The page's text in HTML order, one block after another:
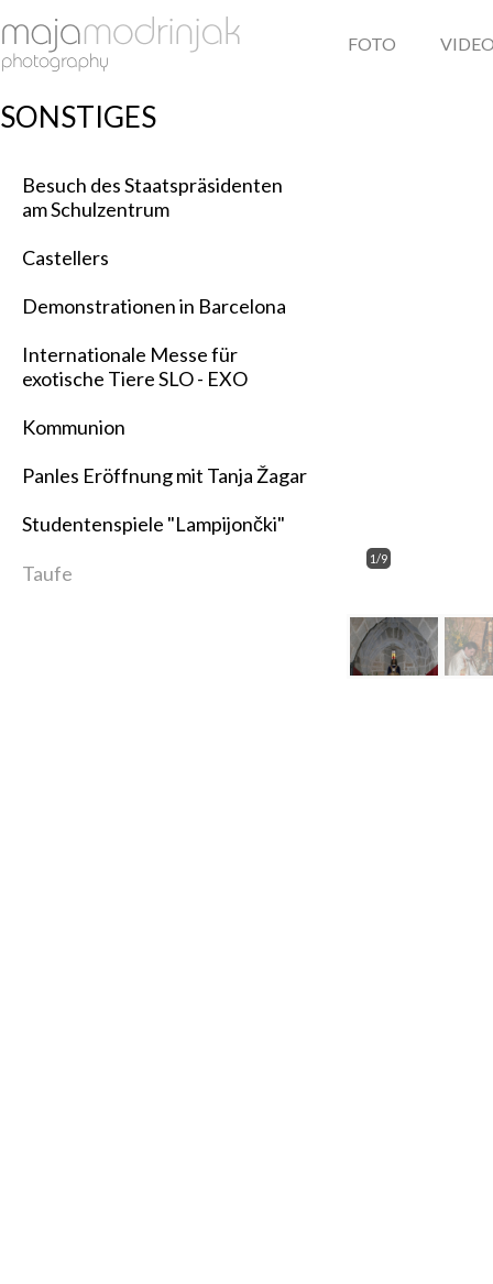
FOTO
SONSTIGES
Besuch des Staatspräsidenten
am Schulzentrum
Castellers
Demonstrationen in Barcelona
Internationale Messe für
exotische Tiere SLO - EXO
Kommunion
Panles Eröffnung mit Tanja Žagar
Studentenspiele "Lampijončki"
Taufe
1/9